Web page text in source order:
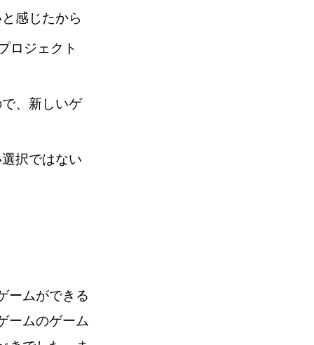
感じたから
ロジェクト
、新しいゲ
択ではない
ームができる
ームのゲーム